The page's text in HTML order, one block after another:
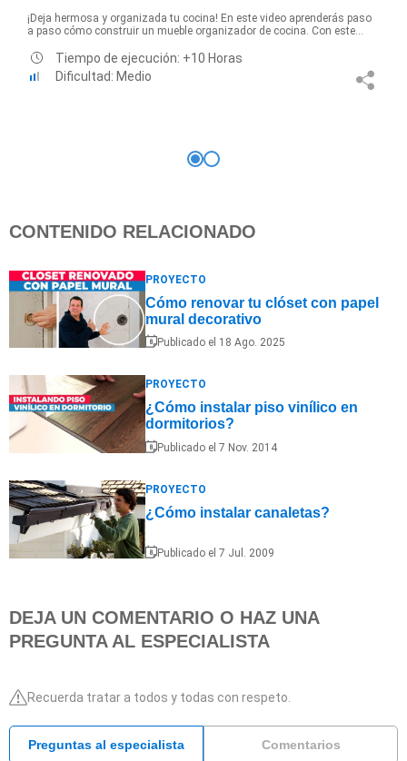
¡Deja hermosa y organizada tu cocina! En este video aprenderás paso
a paso cómo construir un mueble organizador de cocina. Con este...
Tiempo de ejecución: +10 Horas
Dificultad: Medio
CONTENIDO RELACIONADO
PROYECTO
Cómo renovar tu clóset con papel
mural decorativo
Publicado el 18 Ago. 2025
PROYECTO
¿Cómo instalar piso vinílico en
dormitorios?
Publicado el 7 Nov. 2014
PROYECTO
¿Cómo instalar canaletas?
Publicado el 7 Jul. 2009
DEJA UN COMENTARIO O HAZ UNA
PREGUNTA AL ESPECIALISTA
Recuerda tratar a todos y todas con respeto.
Preguntas al especialista Comentarios